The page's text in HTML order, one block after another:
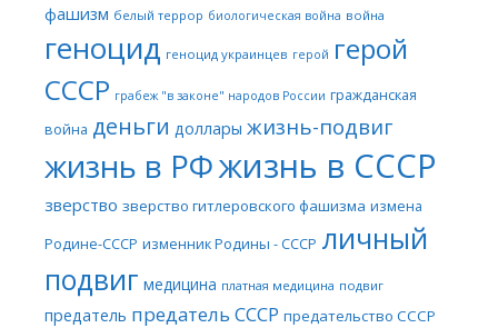
фашизм белый террор биологическая война война
геноцид геноцид украинцев герой герой
СССР грабеж "в законе" народов России гражданская
война деньги доллары жизнь-подвиг
жизнь в РФжизнь в СССР
зверство зверство гитлеровского фашизма измена
Родине-СССР изменник Родины - СССР личный
подвиг медицина платная медицина подвиг
предатель предатель СССР предательство СССР